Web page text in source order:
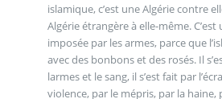
islamique, c’est une Algérie contre
Algérie étrangère à elle-même. C’est
imposée par les armes, parce que
avec des bonbons et des rosés. Il
larmes et le sang, il s’est fait par
violence, par le mépris, par la haine,